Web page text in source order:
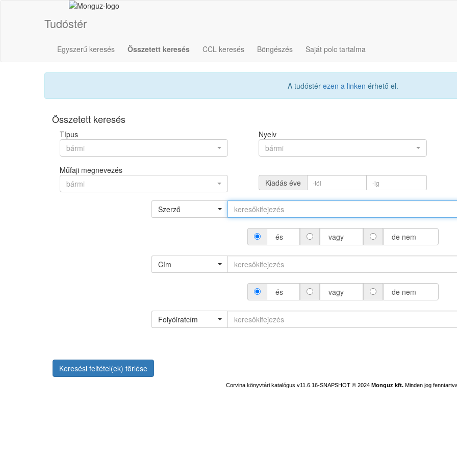
Tudóstér
Egyszerű keresés Összetett keresés CCL keresés Böngészés Saját polc tartalma
A tudóstér ezen a linken érhető el.
Összetett keresés
Típus
bármi
Nyelv
bármi
Műfaji megnevezés
bármi
Kiadás éve
Szerző
és vagy de nem
Cím
és vagy de nem
Folyóiratcím
Keresési feltétel(ek) törlése
Corvina könyvtári katalógus v11.6.16-SNAPSHOT © 2024 Monguz kft. Minden jog